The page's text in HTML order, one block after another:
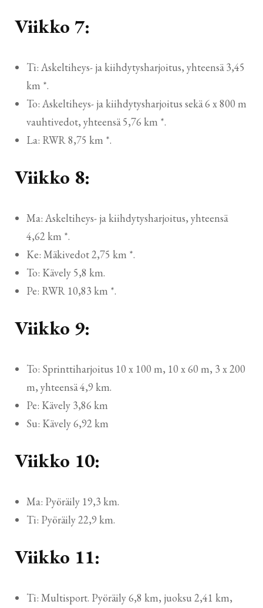
Viikko 7:
Ti: Askeltiheys- ja kiihdytysharjoitus, yhteensä 3,45
km *.
To: Askeltiheys- ja kiihdytysharjoitus sekä 6 x 800 m
vauhtivedot, yhteensä 5,76 km *.
La: RWR 8,75 km *.
Viikko 8:
Ma: Askeltiheys- ja kiihdytysharjoitus, yhteensä
4,62 km *.
Ke: Mäkivedot 2,75 km *.
To: Kävely 5,8 km.
Pe: RWR 10,83 km *.
Viikko 9:
To: Sprinttiharjoitus 10 x 100 m, 10 x 60 m, 3 x 200
m, yhteensä 4,9 km.
Pe: Kävely 3,86 km
Su: Kävely 6,92 km
Viikko 10:
Ma: Pyöräily 19,3 km.
Ti: Pyöräily 22,9 km.
Viikko 11:
Ti: Multisport. Pyöräily 6,8 km, juoksu 2,41 km,